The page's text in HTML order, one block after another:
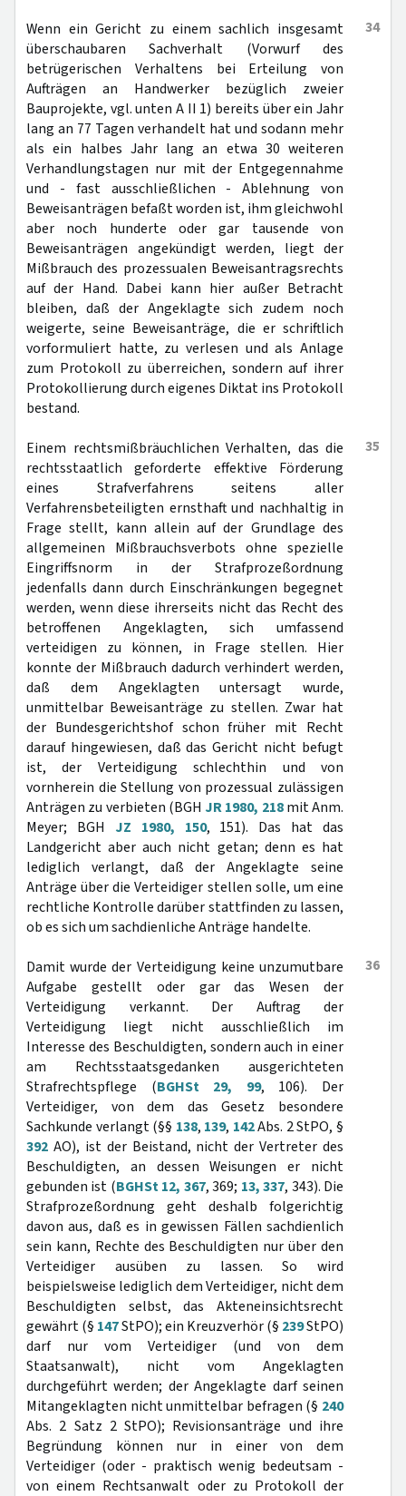
34
Wenn ein Gericht zu einem sachlich insgesamt
überschaubaren Sachverhalt (Vorwurf des
betrügerischen Verhaltens bei Erteilung von
Aufträgen an Handwerker bezüglich zweier
Bauprojekte, vgl. unten A II 1) bereits über ein Jahr
lang an 77 Tagen verhandelt hat und sodann mehr
als ein halbes Jahr lang an etwa 30 weiteren
Verhandlungstagen nur mit der Entgegennahme
und - fast ausschließlichen - Ablehnung von
Beweisanträgen befaßt worden ist, ihm gleichwohl
aber noch hunderte oder gar tausende von
Beweisanträgen angekündigt werden, liegt der
Mißbrauch des prozessualen Beweisantragsrechts
auf der Hand. Dabei kann hier außer Betracht
bleiben, daß der Angeklagte sich zudem noch
weigerte, seine Beweisanträge, die er schriftlich
vorformuliert hatte, zu verlesen und als Anlage
zum Protokoll zu überreichen, sondern auf ihrer
Protokollierung durch eigenes Diktat ins Protokoll
bestand.
35
Einem rechtsmißbräuchlichen Verhalten, das die
rechtsstaatlich geforderte effektive Förderung
eines Strafverfahrens seitens aller
Verfahrensbeteiligten ernsthaft und nachhaltig in
Frage stellt, kann allein auf der Grundlage des
allgemeinen Mißbrauchsverbots ohne spezielle
Eingriffsnorm in der Strafprozeßordnung
jedenfalls dann durch Einschränkungen begegnet
werden, wenn diese ihrerseits nicht das Recht des
betroffenen Angeklagten, sich umfassend
verteidigen zu können, in Frage stellen. Hier
konnte der Mißbrauch dadurch verhindert werden,
daß dem Angeklagten untersagt wurde,
unmittelbar Beweisanträge zu stellen. Zwar hat
der Bundesgerichtshof schon früher mit Recht
darauf hingewiesen, daß das Gericht nicht befugt
ist, der Verteidigung schlechthin und von
vornherein die Stellung von prozessual zulässigen
Anträgen zu verbieten (BGH JR 1980, 218mit Anm.
Meyer; BGH JZ 1980, 150, 151). Das hat das
Landgericht aber auch nicht getan; denn es hat
lediglich verlangt, daß der Angeklagte seine
Anträge über die Verteidiger stellen solle, um eine
rechtliche Kontrolle darüber stattfinden zu lassen,
ob es sich um sachdienliche Anträge handelte.
36
Damit wurde der Verteidigung keine unzumutbare
Aufgabe gestellt oder gar das Wesen der
Verteidigung verkannt. Der Auftrag der
Verteidigung liegt nicht ausschließlich im
Interesse des Beschuldigten, sondern auch in einer
am Rechtsstaatsgedanken ausgerichteten
Strafrechtspflege (BGHSt 29, 99, 106). Der
Verteidiger, von dem das Gesetz besondere
Sachkunde verlangt (§§ 138, 139, 142Abs. 2 StPO, §
392 AO), ist der Beistand, nicht der Vertreter des
Beschuldigten, an dessen Weisungen er nicht
gebunden ist (BGHSt 12, 367, 369; 13, 337, 343). Die
Strafprozeßordnung geht deshalb folgerichtig
davon aus, daß es in gewissen Fällen sachdienlich
sein kann, Rechte des Beschuldigten nur über den
Verteidiger ausüben zu lassen. So wird
beispielsweise lediglich dem Verteidiger, nicht dem
Beschuldigten selbst, das Akteneinsichtsrecht
gewährt (§ 147StPO); ein Kreuzverhör (§ 239StPO)
darf nur vom Verteidiger (und von dem
Staatsanwalt), nicht vom Angeklagten
durchgeführt werden; der Angeklagte darf seinen
Mitangeklagten nicht unmittelbar befragen (§ 240
Abs. 2 Satz 2 StPO); Revisionsanträge und ihre
Begründung können nur in einer von dem
Verteidiger (oder - praktisch wenig bedeutsam -
von einem Rechtsanwalt oder zu Protokoll der